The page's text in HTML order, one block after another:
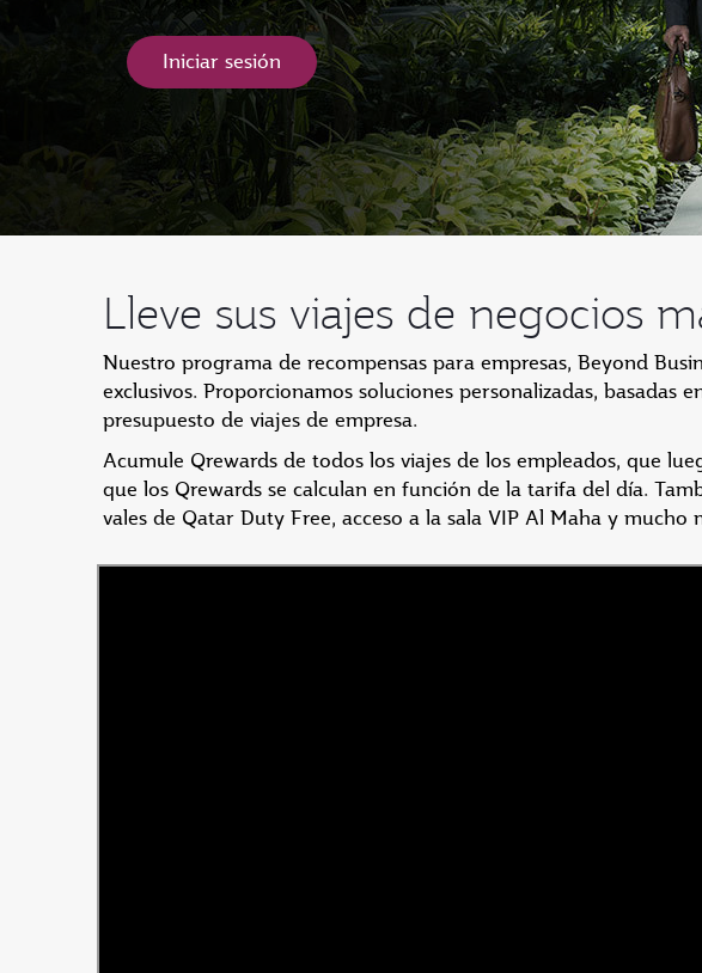
Iniciar sesión
Lleve sus viajes de negocios
Nuestro programa de recompensas para empresas, Beyond
exclusivos. Proporcionamos soluciones personalizadas, basadas
presupuesto de viajes de empresa.
Acumule Qrewards de todos los viajes de los empleados, que
que los Qrewards se calculan en función de la tarifa del día.
vales de Qatar Duty Free, acceso a la sala VIP Al Maha y mucho